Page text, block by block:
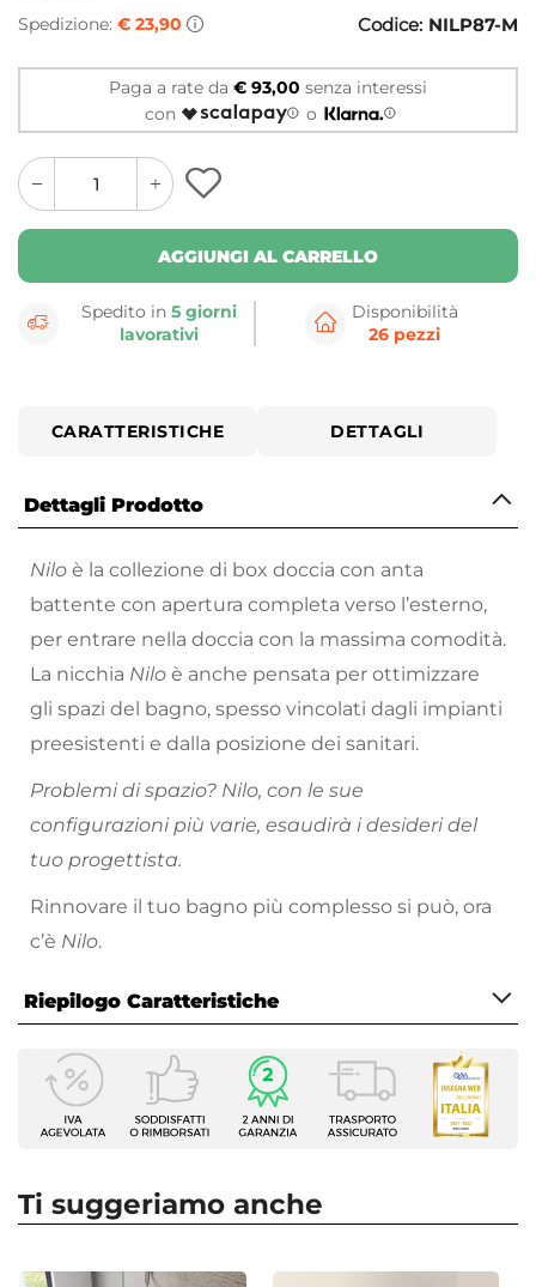
Spedizione: € 23,90 Codice: NILP87-M
Paga a rate da € 93,00 senza interessi
con
o
quantity
button
quantity
minus
button
AGGIUNGI AL CARRELLO
Spedito in5 giorni
lavorativi
Disponibilità
26 pezzi
CARATTERISTICHE DETTAGLI
Dettagli Prodotto
Nilo è la collezione di box doccia con anta
battente con apertura completa verso l’esterno,
per entrare nella doccia con la massima comodità.
La nicchia Nilo è anche pensata per ottimizzare
gli spazi del bagno, spesso vincolati dagli impianti
preesistenti e dalla posizione dei sanitari.
Problemi di spazio? Nilo, con le sue
configurazioni più varie, esaudirà i desideri del
tuo progettista.
Rinnovare il tuo bagno più complesso si può, ora
c’è Nilo.
Riepilogo Caratteristiche
Caratteristiche
Tipologia
Nicchia
Altezza
Ti suggeriamo anche